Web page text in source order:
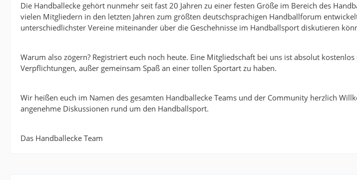
Die Handballecke gehört nunmehr seit fast 20 Jahren zu einer festen Größe im Bereich des
vielen Mitgliedern in den letzten Jahren zum größten deutschsprachigen Handballforum
unterschiedlichster Vereine miteinander über die Geschehnisse im Handballsport diskutieren
Warum also zögern? Registriert euch noch heute. Eine Mitgliedschaft bei uns ist absolut
Verpflichtungen, außer gemeinsam Spaß an einer tollen Sportart zu haben.
Wir heißen euch im Namen des gesamten Handballecke Teams und der Community herzlich
angenehme Diskussionen rund um den Handballsport.
Das Handballecke Team